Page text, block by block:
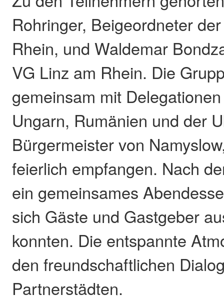
Rohringer, Beigeordneter
Rhein, und Waldemar
VG Linz am Rhein. Die
gemeinsam mit
Ungarn, Rumänien und der
Bürgermeister von
feierlich empfangen. Nach
ein gemeinsames
sich Gäste und Gastgeber
konnten. Die entspannte
den freundschaftlichen
Partnerstädten.